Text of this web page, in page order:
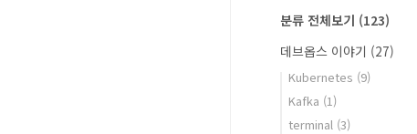
분류 전체보기 (123)
데브옵스 이야기 (27)
Kubernetes (9)
Kafka (1)
terminal (3)